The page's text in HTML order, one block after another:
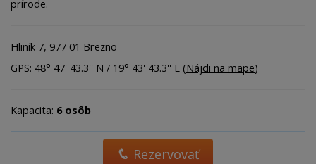
prírode.
Hliník 7, 977 01 Brezno
GPS: 48° 47' 43.3'' N / 19° 43' 43.3'' E (Nájdi na mape)
Kapacita: 6 osôb
Rezervovať